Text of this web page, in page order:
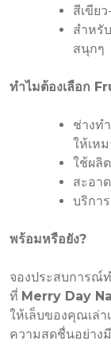
สีเขีย
สำหรั
สนุกๆ
ทำไมต้องเลือก
ช่างท
ให้เห
ใช้ผลิ
สะอา
บริกา
พร้อมหรือยัง?
จองประสบการณ์
ที่ Merry Day
ให้เล็บของคุณเล่า
ความสดชื่นอย่าง